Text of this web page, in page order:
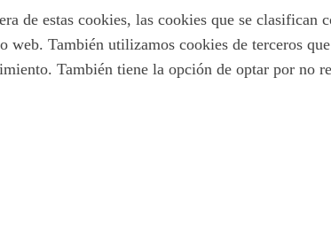
estas cookies, las cookies que se clasifican
También utilizamos cookies de terceros
También tiene la opción de optar por no